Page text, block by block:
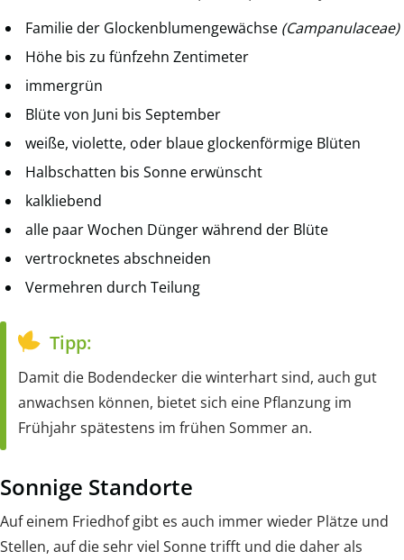
Familie der Glockenblumengewächse (Campanulaceae)
Höhe bis zu fünfzehn Zentimeter
immergrün
Blüte von Juni bis September
weiße, violette, oder blaue glockenförmige Blüten
Halbschatten bis Sonne erwünscht
kalkliebend
alle paar Wochen Dünger während der Blüte
vertrocknetes abschneiden
Vermehren durch Teilung
Tipp:
Damit die Bodendecker die winterhart sind, auch gut
anwachsen können, bietet sich eine Pflanzung im
Frühjahr spätestens im frühen Sommer an.
Sonnige Standorte
Auf einem Friedhof gibt es auch immer wieder Plätze und
Stellen, auf die sehr viel Sonne trifft und die daher als